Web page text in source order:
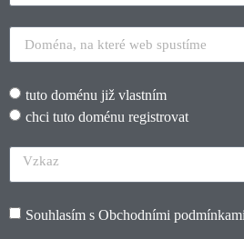
tuto doménu již vlastním
chci tuto doménu registrovat
Souhlasím s Obchodními podmínkami